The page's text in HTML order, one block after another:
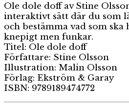
Ole dole doff av Stine
interaktivt sätt där du som
och bestämma vad som ska
knepigt men funkar.
Titel: Ole dole doff
Författare: Stine Olsson
Illustration: Malin Olsson
Förlag: Ekström & Garay
ISBN: 9789189474772